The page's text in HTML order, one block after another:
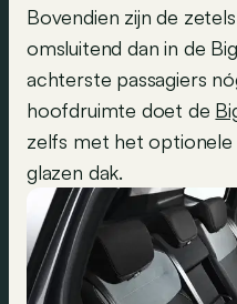
Bovendien zijn de
omsluitend dan in de
achterste passagiers
hoofdruimte doet de
zelfs met het optionele
glazen dak.